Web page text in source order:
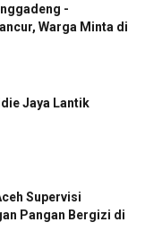
-
Warga Minta di
Jaya Lantik
Supervisi
Pangan Bergizi di